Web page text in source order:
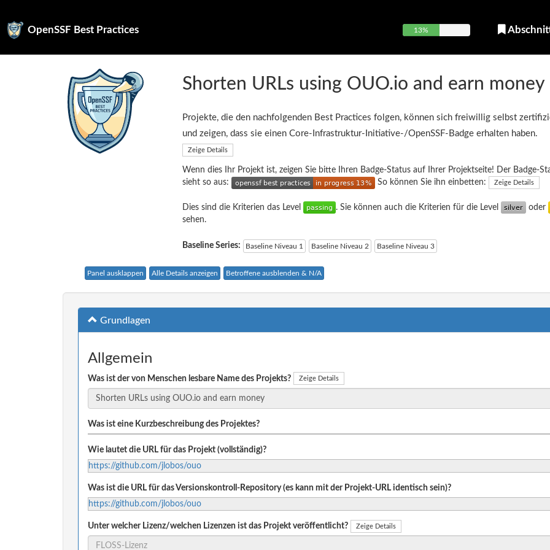
OpenSSF Best Practices 13%
Shorten URLs using OUO.io and earn money
Projekte, die den nachfolgenden Best Practices folgen, können sich freiwillig selbst
und zeigen, dass sie einen Core-Infrastruktur-Initiative-/OpenSSF-Badge erhalten haben.
Zeige Details
Wenn dies Ihr Projekt ist, zeigen Sie bitte Ihren Badge-Status auf Ihrer Projektseite! Der Badge-
sieht so aus:
So können Sie ihn einbetten: Zeige Details
Dies sind die Kriterien das Level . Sie können auch die Kriterien für die Level
oder
sehen.
Baseline Series: Baseline Niveau 1 Baseline Niveau 2 Baseline Niveau 3
Panel ausklappen Alle Details anzeigen Betroffene ausblenden & N/A
Grundlagen
Allgemein
Was ist der von Menschen lesbare Name des Projekts? Zeige Details
Was ist eine Kurzbeschreibung des Projektes?
Wie lautet die URL für das Projekt (vollständig)?
https://github.com/jlobos/ouo
Was ist die URL für das Versionskontroll-Repository (es kann mit der Projekt-URL identisch sein)?
https://github.com/jlobos/ouo
Unter welcher Lizenz/welchen Lizenzen ist das Projekt veröffentlicht? Zeige Details